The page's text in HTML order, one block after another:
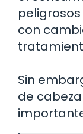
con
Sin
de